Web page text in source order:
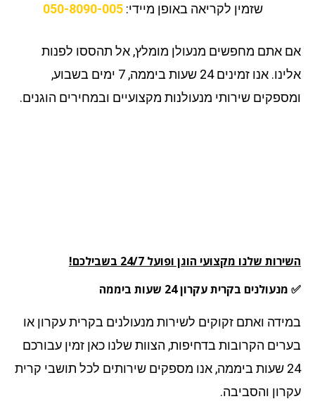
שזמין לקריאה באופן מיידי:050-8090-005
אתם מחפשים מנעולן מומלץ, אל תהססו לפנות
אלינו. אנו זמינים 24 שעות ביממה, 7 ימים בשבוע,
שירותי מנעולנות מקצועיים ובמחירים הוגנים.
שלנו מקצועי הוגן ופועל 24/7 בשבילכם!
בקרית עקרון 24 שעות ביממה
ואתם זקוקים לשירות מנעולנים בקרית עקרון או
הקרובות בדחיפות, הצוות שלנו כאן זמין עבורכם
24 שעות ביממה, אנו מספקים שירותים לכל תושבי קרית
והסביבה.